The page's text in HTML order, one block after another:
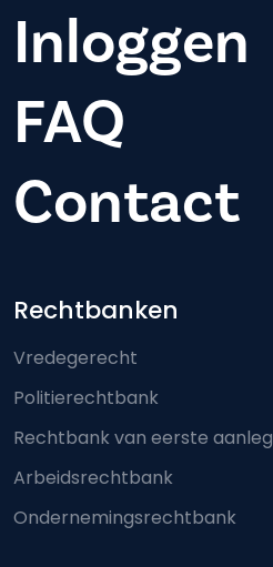
Inloggen
FAQ
Contact
Footer-menu
Rechtbanken
Vredegerecht
Politierechtbank
Rechtbank van eerste aanleg
Arbeidsrechtbank
Ondernemingsrechtbank